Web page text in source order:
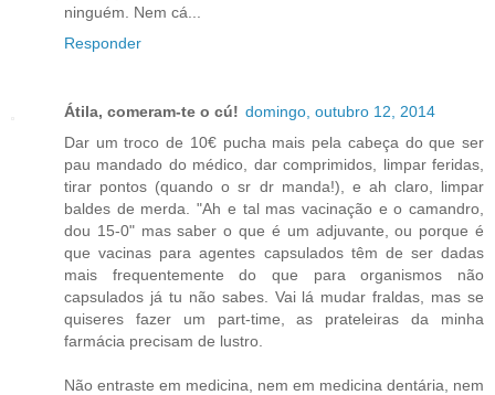
ninguém. Nem cá...
Responder
Átila, comeram-te o cú! domingo, outubro 12, 2014
Dar um troco de 10€ pucha mais pela cabeça do que ser
pau mandado do médico, dar comprimidos, limpar feridas,
tirar pontos (quando o sr dr manda!), e ah claro, limpar
baldes de merda. "Ah e tal mas vacinação e o camandro,
dou 15-0" mas saber o que é um adjuvante, ou porque é
que vacinas para agentes capsulados têm de ser dadas
mais frequentemente do que para organismos não
capsulados já tu não sabes. Vai lá mudar fraldas, mas se
quiseres fazer um part-time, as prateleiras da minha
farmácia precisam de lustro.
Não entraste em medicina, nem em medicina dentária, nem